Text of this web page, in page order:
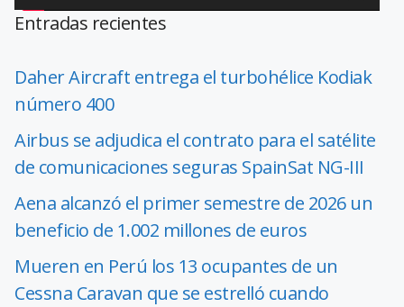
Entradas recientes
Daher Aircraft entrega el turbohélice Kodiak
número 400
Airbus se adjudica el contrato para el satélite
de comunicaciones seguras SpainSat NG-III
Aena alcanzó el primer semestre de 2026 un
beneficio de 1.002 millones de euros
Mueren en Perú los 13 ocupantes de un
Cessna Caravan que se estrelló cuando